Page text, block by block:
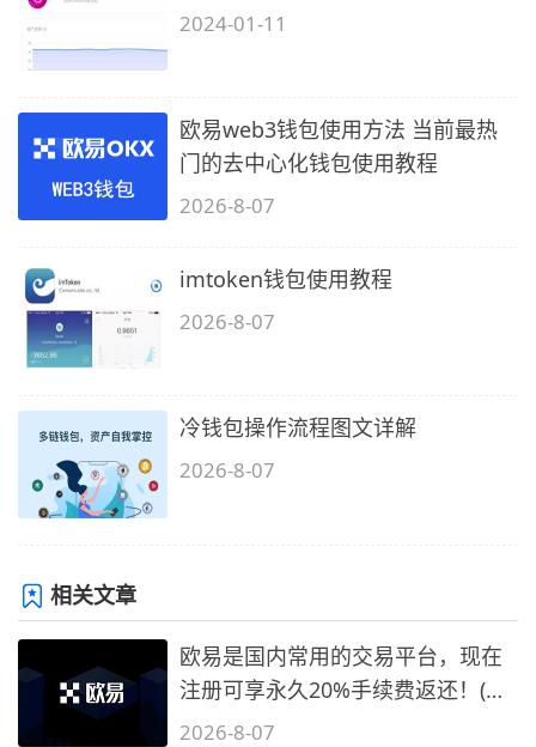
2024-01-11
欧易web3钱包使用方法 当前最热
门的去中心化钱包使用教程
2026-8-07
imtoken钱包使用教程
2026-8-07
冷钱包操作流程图文详解
2026-8-07
相关文章
欧易是国内常用的交易平台，现在
注册可享永久20%手续费返还！(必
备1)
2026-8-07